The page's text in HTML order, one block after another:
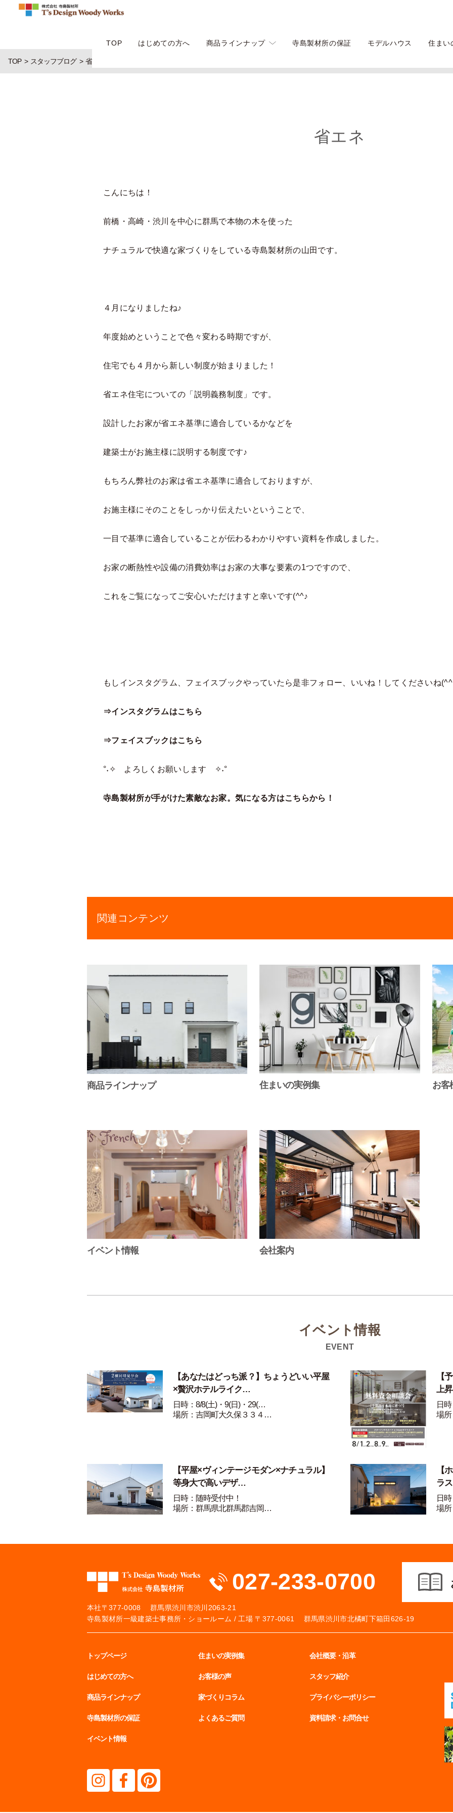
TOP はじめての方へ 商品ラインナップ 寺島製材所の保証 モデルハウス 住まい
TOP スタッフブログ 省エネ
省エネ
こんにちは！
前橋・高崎・渋川を中心に群馬で本物の木を使った
ナチュラルで快適な家づくりをしている寺島製材所の山田です。
４月になりましたね♪
年度始めということで色々変わる時期ですが、
住宅でも４月から新しい制度が始まりました！
省エネ住宅についての「説明義務制度」です。
設計したお家が省エネ基準に適合しているかなどを
建築士がお施主様に説明する制度です♪
もちろん弊社のお家は省エネ基準に適合しておりますが、
お施主様にそのことをしっかり伝えたいということで、
一目で基準に適合していることが伝わるわかりやすい資料を作成しました。
お家の断熱性や設備の消費効率はお家の大事な要素の1つですので、
これをご覧になってご安心いただけますと幸いです(^^♪
もしインスタグラム、フェイスブックやっていたら是非フォロー、いいね！してくださいね
⇒インスタグラムはこちら
⇒フェイスブックはこちら
°˖✧ よろしくお願いします ✧˖°
寺島製材所が手がけた素敵なお家。気になる方はこちらから！
関連コンテンツ
商品ラインナップ 住まいの実例集 お客
イベント情報 会社案内
イベント情報
EVENT
【あなたはどっち派？】ちょうどいい平屋
×贅沢ホテルライク…
日時：8/8(土)・9(日)・29(…
場所：吉岡町大久保３３４…
【
上
日
場
【平屋×ヴィンテージモダン×ナチュラル】
等身大で高いデザ…
日時：随時受付中！
場所：群馬県北群馬郡吉岡…
【
ラ
日
場
本社〒377-0008 群馬県渋川市渋川2063-21
寺島製材所一級建築士事務所・ショールーム / 工場 〒377-0061 群馬県渋川市北橘町下箱田626-19
027-233-0700
トップページ
はじめての方へ
商品ラインナップ
寺島製材所の保証
イベント情報
住まいの実例集
お客様の声
家づくりコラム
よくあるご質問
会社概要・沿革
スタッフ紹介
プライバシーポリシー
資料請求・お問合せ